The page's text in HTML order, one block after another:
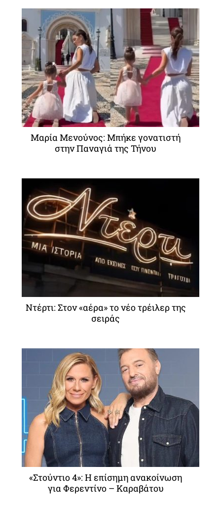
Μαρία Μενούνος: Μπήκε γονατιστή
στην Παναγιά της Τήνου
Ντέρτι: Στον «αέρα» το νέο τρέιλερ της
σειράς
«Στούντιο 4»: Η επίσημη ανακοίνωση
για Φερεντίνο – Καραβάτου